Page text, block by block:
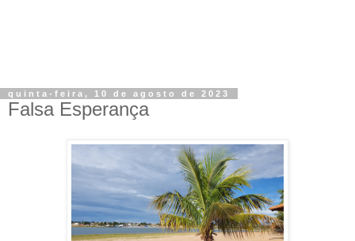
quinta-feira, 10 de agosto de 2023
Falsa Esperança